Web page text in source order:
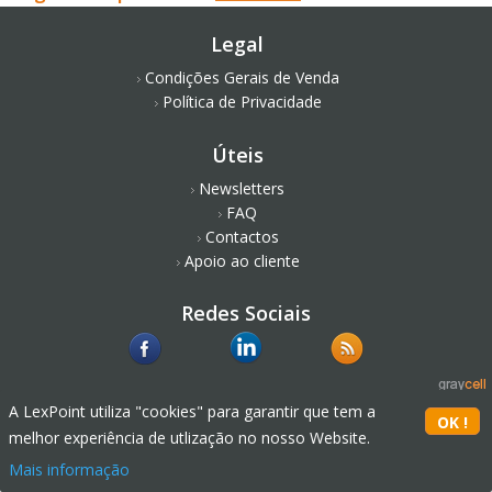
Legal
Condições Gerais de Venda
Política de Privacidade
Úteis
Newsletters
FAQ
Contactos
Apoio ao cliente
Redes Sociais
A LexPoint utiliza "cookies" para garantir que tem a
melhor experiência de utlização no nosso Website.
Mais informação